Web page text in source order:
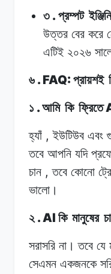
৩ . প্রম্পট
উত্তর বের করে
এটিই ২০২৬
৬. FAQ: প্রায়শই
১ .আমি কি ফ্রিতে
হ্যাঁ ,ইউটিউব এবং
তবে আপনি যদি
চান ,তবে কোনো
ভালো।
২ . AI কি মানুষের
সরাসরি না। তবে যে
সেএমন একজনকে